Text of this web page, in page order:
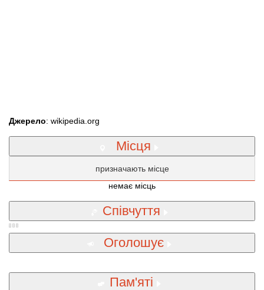
Джерело: wikipedia.org
Місця
призначають місце
немає місць
Співчуття
Оголошує
Пам'яті